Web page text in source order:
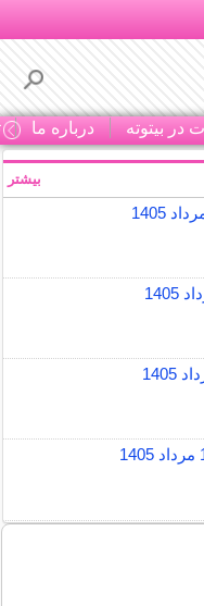
در بیتوته درباره ما
بیشتر